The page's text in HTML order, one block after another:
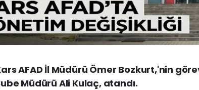
AFAD İl Müdürü Ömer Bozkurt,'nin
Müdürü Ali Kulaç, atandı.